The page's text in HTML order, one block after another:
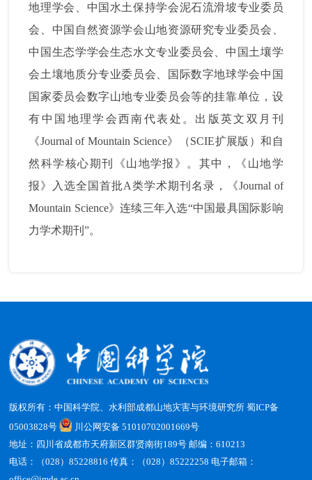
地理学会、中国水土保持学会泥石流滑坡专业委员
会、中国自然资源学会山地资源研究专业委员会、
中国生态学学会生态水文专业委员会、中国土壤学
会土壤地质分专业委员会、国际数字地球学会中国
国家委员会数字山地专业委员会等的挂靠单位，设
有中国地理学会西南代表处。出版英文双月刊
《Journal of Mountain Science》（SCIE扩展版）和自
然科学核心期刊《山地学报》。其中，《山地学
报》入选全国首批A类学术期刊名录，《Journal of
Mountain Science》连续三年入选“中国最具国际影响
力学术期刊”。
版权所有：中国科学院、水利部成都山地灾害与环境研究所蜀ICP备
05003828号
川公网安备 51010702001669号
地址：四川省成都市天府新区群贤南街189号 邮编：610213
电话：（028）85228816 传真：（028）85222258 电子邮箱：